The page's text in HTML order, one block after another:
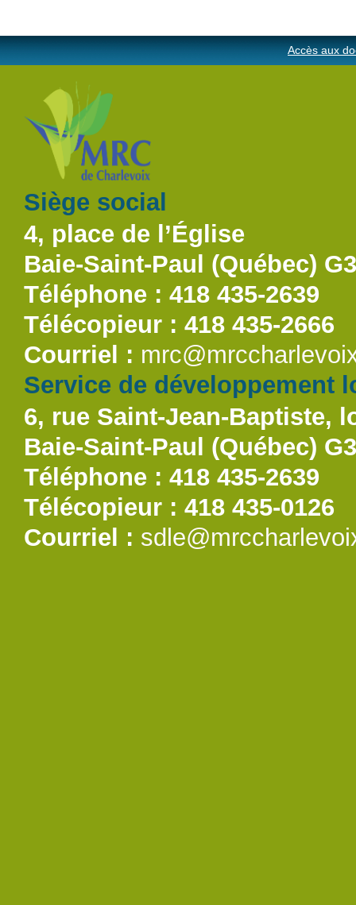
Accès aux
Siège social
4, place de l’Église
Baie-Saint-Paul (Québec)
Téléphone : 418 435-2639
Télécopieur : 418 435-2666
Courriel :
Service de développement
6, rue Saint-Jean-Baptiste,
Baie-Saint-Paul (Québec)
Téléphone : 418 435-2639
Télécopieur : 418 435-0126
Courriel :